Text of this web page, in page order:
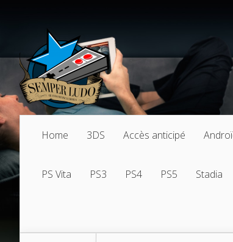
Home 3DS Accès anticipé
PS Vita PS3 PS4 PS5 Stadia